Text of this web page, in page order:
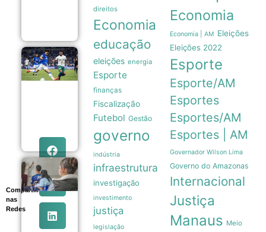
Compartilhe
nas
Redes
a indústria
brasileira
05/08
Copa do
Brasil:
Cruzeiro
e Grêmio
avançam
quartas
de final
05/08
Ideb
registra
maior
evolução
da
educação
direitos
Economia
educação
eleições energia
Esporte
finanças
Fiscalização
Futebol Gestão
governo
indústria
infraestrutura
investigação
investimento
justiça
legislação
Economia
Economia | AM
Eleições
Eleições 2022
Esporte
Esporte/AM
Esportes
Esportes/AM
Esportes | AM
Governador Wilson Lima
Governo do Amazonas
Internacional
Justiça
Manaus Meio